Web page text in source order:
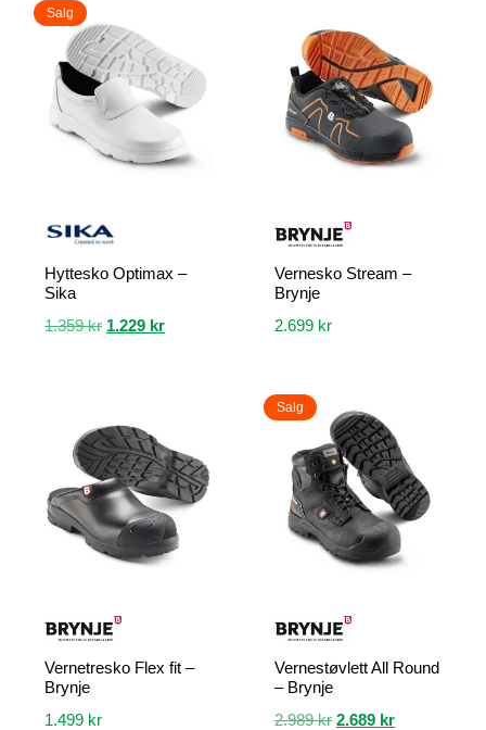
Salg
Hyttesko Optimax –
Sika
1.359kr Opprinnelig
1.229 krNåværende
varianter.
Alternativene
velges
Vernesko Stream –
Brynje
2.699 kr
produktet
har
varianter.
Alternativene
velges
Vernetresko Flex fit –
Brynje
1.499 kr
Salg
Vernestøvlett All Round
– Brynje
2.989kr Opprinnelig
2.689 krNåværende